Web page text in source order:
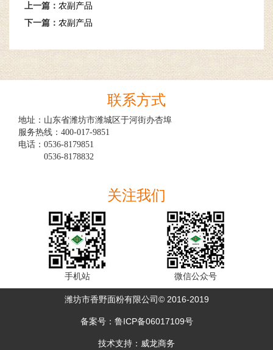
上一篇： 农副产品
下一篇： 农副产品
联系方式
地址：山东省潍坊市潍城区于河街办杏埠
服务热线：400-017-9851
电话：0536-8179851
0536-8178832
关注我们
手机站 微信公众号
潍坊市香野面粉有限公司© 2016-2019
备案号： 鲁ICP备06017109号
技术支持： 威龙商务